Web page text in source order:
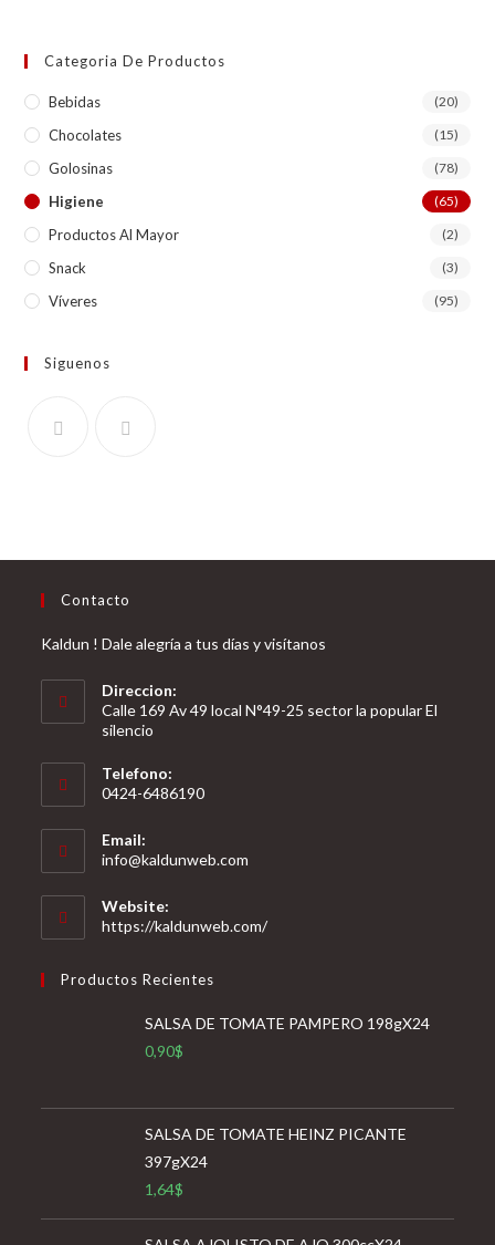
Categoria De Productos
Bebidas (20)
Chocolates (15)
Golosinas (78)
Higiene (65)
Productos Al Mayor (2)
Snack (3)
Víveres (95)
Siguenos
Contacto
Kaldun ! Dale alegría a tus días y visítanos
Direccion:
Calle 169 Av 49 local N°49-25 sector la popular El
silencio
Telefono:
0424-6486190
Email:
info@kaldunweb.com
aplicación
Website:
https://kaldunweb.com/
Productos Recientes
SALSA DE TOMATE PAMPERO 198gX24
0,90$
SALSA DE TOMATE HEINZ PICANTE
397gX24
1,64$